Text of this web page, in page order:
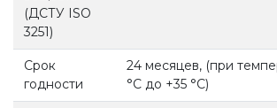
(ДСТУ ISO
3251)
Срок
годности
24 месяцев, (при
°С до +35 °С)